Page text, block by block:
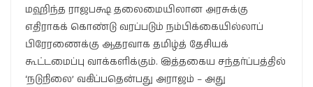
மஹிந்த ராஜபக்ஷ தலைமையிலான அரசுக்கு
எதிராகக் கொண்டு வரப்படும் நம்பிக்கையில்லாப்
பிரேரணைக்கு ஆதரவாக தமிழ்த் தேசியக்
கூட்டமைப்பு வாக்களிக்கும். இத்தகைய சந்தர்ப்பத்தில்
‘நடுநிலை’ வகிப்பதென்பது அராஜம் – அது